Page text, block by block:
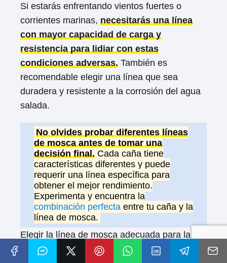
Si estarás enfrentando vientos fuertes o
corrientes marinas, necesitarás una línea
con mayor capacidad de carga y
resistencia para lidiar con estas
condiciones adversas. También es
recomendable elegir una línea que sea
duradera y resistente a la corrosión del agua
salada.
No olvides probar diferentes líneas
de mosca antes de tomar una
decisión final. Cada caña tiene
características diferentes y puede
requerir una línea específica para
obtener el mejor rendimiento.
Experimenta y encuentra la
combinación perfectaentre tu caña y la
línea de mosca.
Elegir la línea de mosca adecuada para la
pesca en agua salada implica considerar la